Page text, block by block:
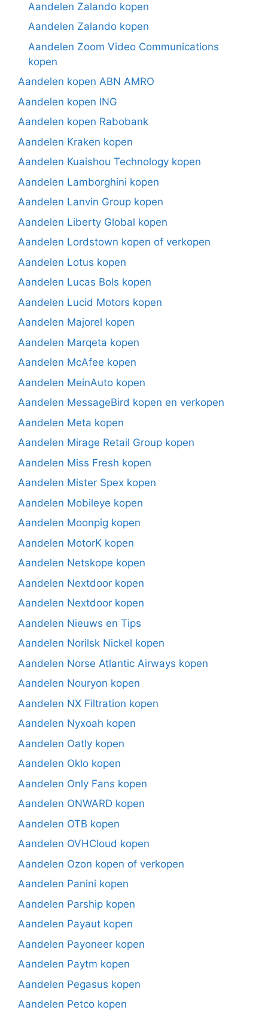
Aandelen Zalando kopen
Aandelen Zalando kopen
Aandelen Zoom Video Communications
kopen
Aandelen kopen ABN AMRO
Aandelen kopen ING
Aandelen kopen Rabobank
Aandelen Kraken kopen
Aandelen Kuaishou Technology kopen
Aandelen Lamborghini kopen
Aandelen Lanvin Group kopen
Aandelen Liberty Global kopen
Aandelen Lordstown kopen of verkopen
Aandelen Lotus kopen
Aandelen Lucas Bols kopen
Aandelen Lucid Motors kopen
Aandelen Majorel kopen
Aandelen Marqeta kopen
Aandelen McAfee kopen
Aandelen MeinAuto kopen
Aandelen MessageBird kopen en verkopen
Aandelen Meta kopen
Aandelen Mirage Retail Group kopen
Aandelen Miss Fresh kopen
Aandelen Mister Spex kopen
Aandelen Mobileye kopen
Aandelen Moonpig kopen
Aandelen MotorK kopen
Aandelen Netskope kopen
Aandelen Nextdoor kopen
Aandelen Nextdoor kopen
Aandelen Nieuws en Tips
Aandelen Norilsk Nickel kopen
Aandelen Norse Atlantic Airways kopen
Aandelen Nouryon kopen
Aandelen NX Filtration kopen
Aandelen Nyxoah kopen
Aandelen Oatly kopen
Aandelen Oklo kopen
Aandelen Only Fans kopen
Aandelen ONWARD kopen
Aandelen OTB kopen
Aandelen OVHCloud kopen
Aandelen Ozon kopen of verkopen
Aandelen Panini kopen
Aandelen Parship kopen
Aandelen Payaut kopen
Aandelen Payoneer kopen
Aandelen Paytm kopen
Aandelen Pegasus kopen
Aandelen Petco kopen